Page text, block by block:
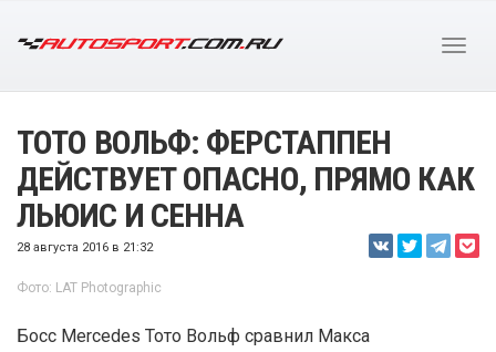
ТОТО ВОЛЬФ: ФЕРСТАППЕН
ДЕЙСТВУЕТ ОПАСНО, ПРЯМО КАК
ЛЬЮИС И СЕННА
28 августа 2016 в 21:32
Фото: LAT Photographic
Босс Mercedes Тото Вольф сравнил Макса